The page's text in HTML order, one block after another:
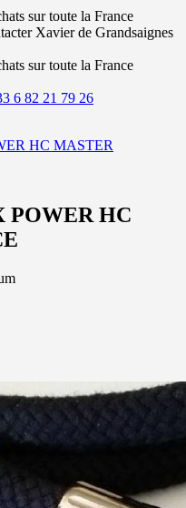
sur toute la France
Xavier de Grandsaignes
sur toute la France
6 82 21 79 26
HC MASTER
POWER HC